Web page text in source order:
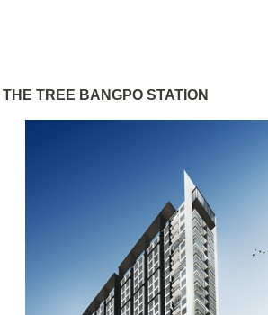
THE TREE BANGPO STATION